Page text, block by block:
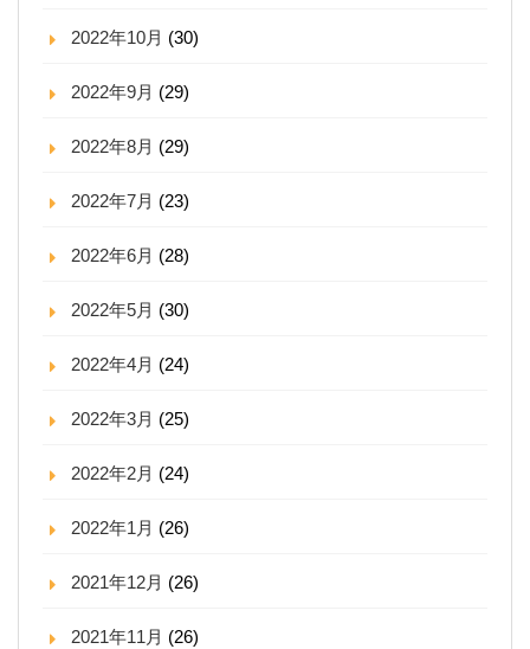
2022年10月 (30)
2022年9月 (29)
2022年8月 (29)
2022年7月 (23)
2022年6月 (28)
2022年5月 (30)
2022年4月 (24)
2022年3月 (25)
2022年2月 (24)
2022年1月 (26)
2021年12月 (26)
2021年11月 (26)